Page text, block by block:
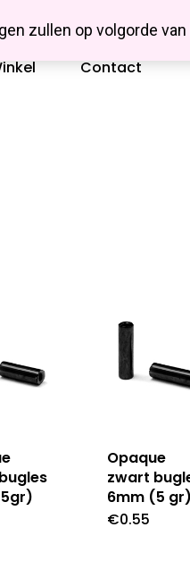
zullen op volgorde
Contact
Opaque
zwart
6mm (5 gr)
€0.55